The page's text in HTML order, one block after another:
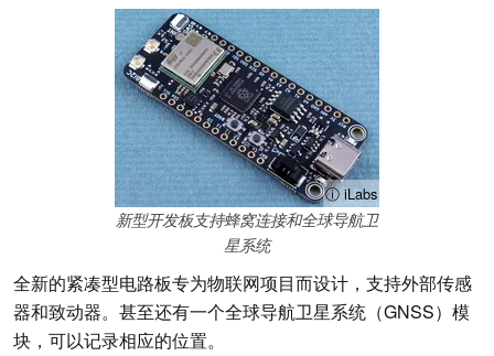
ⓘ iLabs
新型开发板支持蜂窝连接和全球导航卫
星系统
全新的紧凑型电路板专为物联网项目而设计，支持外部传感
器和致动器。甚至还有一个全球导航卫星系统（GNSS）模
块，可以记录相应的位置。